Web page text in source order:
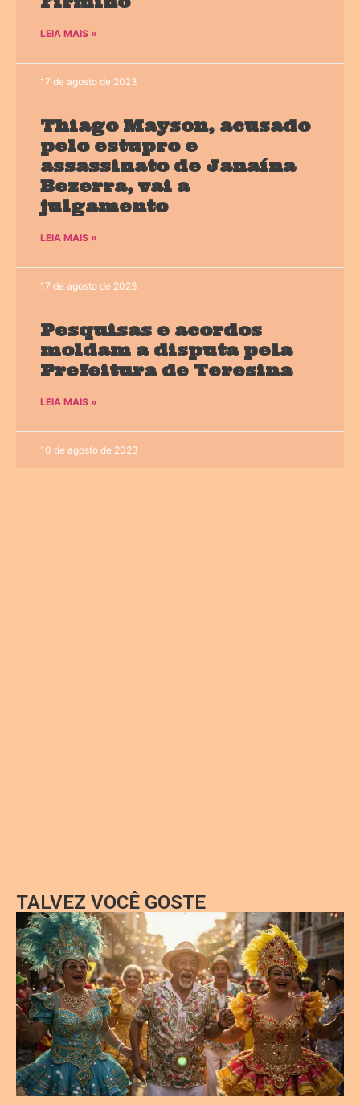
LEIA MAIS »
17 de agosto de 2023
Thiago Mayson, acusado
pelo estupro e
assassinato de Janaína
Bezerra, vai a
julgamento
LEIA MAIS »
17 de agosto de 2023
Pesquisas e acordos
moldam a disputa pela
Prefeitura de Teresina
LEIA MAIS »
10 de agosto de 2023
TALVEZ VOCÊ GOSTE